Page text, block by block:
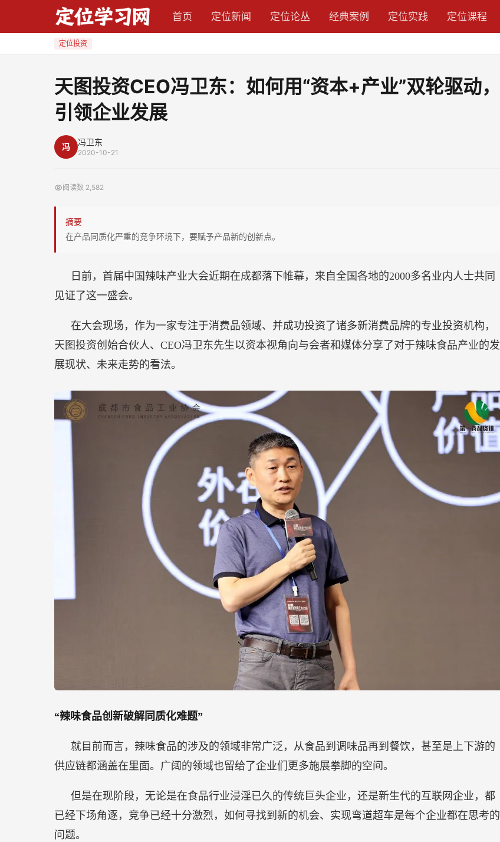
首页 定位新闻 定位论丛 经典案例 定位实践 定位课程
定位投资
天图投资CEO冯卫东：如何用“资本+产业”双轮驱动，
引领企业发展
冯 冯卫东
2020-10-21
阅读数 2,582
摘要
在产品同质化严重的竞争环境下，要赋予产品新的创新点。
日前，首届中国辣味产业大会近期在成都落下帷幕，来自全国各地的2000多名业内人士共同
见证了这一盛会。
在大会现场，作为一家专注于消费品领域、并成功投资了诸多新消费品牌的专业投资机构，
天图投资创始合伙人、CEO冯卫东先生以资本视角向与会者和媒体分享了对于辣味食品产业的发
展现状、未来走势的看法。
“辣味食品创新破解同质化难题”
就目前而言，辣味食品的涉及的领域非常广泛，从食品到调味品再到餐饮，甚至是上下游的
供应链都涵盖在里面。广阔的领域也留给了企业们更多施展拳脚的空间。
但是在现阶段，无论是在食品行业浸淫已久的传统巨头企业，还是新生代的互联网企业，都
已经下场角逐，竞争已经十分激烈，如何寻找到新的机会、实现弯道超车是每个企业都在思考的
问题。